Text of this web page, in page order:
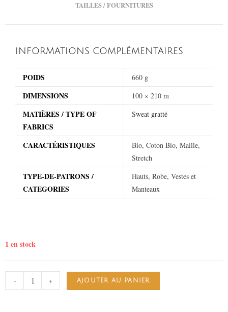
TAILLES / FOURNITURES
INFORMATIONS COMPLÉMENTAIRES
POIDS 660 g
DIMENSIONS 100 × 210 m
MATIÈRES / TYPE OF
FABRICS
Sweat gratté
CARACTÉRISTIQUES
Bio, Coton Bio, Maille,
Stretch
TYPE-DE-PATRONS /
CATEGORIES
Hauts, Robe, Vestes et
Manteaux
1 en stock
- + AJOUTER AU PANIER